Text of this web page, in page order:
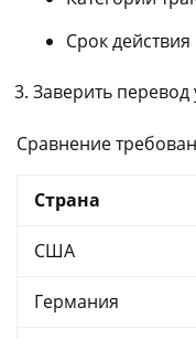
Срок действия
Заверить перевод
Сравнение
Страна
США
Германия